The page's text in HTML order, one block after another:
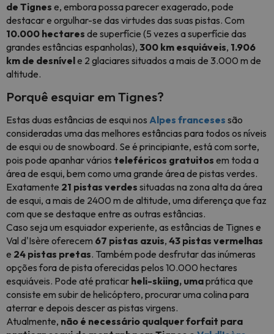
de Tignes e, embora possa parecer exagerado, pode
destacar e orgulhar-se das virtudes das suas pistas. Com
10.000 hectares de superfície (5 vezes a superfície das
grandes estâncias espanholas), 300 km esquiáveis, 1.906
km de desnívele 2 glaciares situados a mais de 3.000 m de
altitude.
Porquê esquiar em Tignes?
Estas duas estâncias de esqui nos Alpes franceses são
consideradas uma das melhores estâncias para todos os níveis
de esqui ou de snowboard. Se é principiante, está com sorte,
pois pode apanhar vários teleféricos gratuitos em toda a
área de esqui, bem como uma grande área de pistas verdes.
Exatamente 21 pistas verdes situadas na zona alta da área
de esqui, a mais de 2400 m de altitude, uma diferença que faz
com que se destaque entre as outras estâncias.
Caso seja um esquiador experiente, as estâncias de Tignes e
Val d'Isère oferecem 67 pistas azuis, 43 pistas vermelhas
e 24 pistas pretas. Também pode desfrutar das inúmeras
opções fora de pista oferecidas pelos 10.000 hectares
esquiáveis. Pode até praticar heli-skiing, umaprática que
consiste em subir de helicóptero, procurar uma colina para
aterrar e depois descer as pistas virgens.
Atualmente, não é necessário qualquer forfait para